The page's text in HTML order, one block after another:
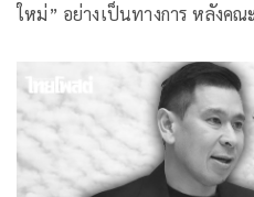
ใหม่” อย่างเป็นทางการ หลังค
พรรคภูมิใจไทย (ภท.)